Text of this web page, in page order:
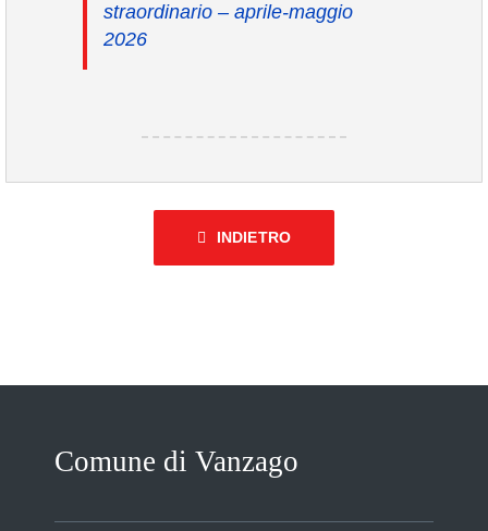
straordinario – aprile-maggio
2026
INDIETRO
Comune di Vanzago